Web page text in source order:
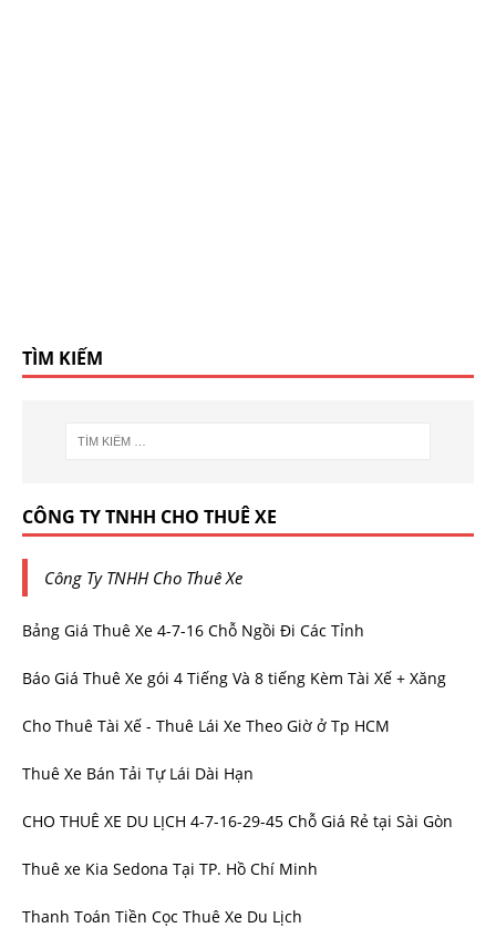
TÌM KIẾM
CÔNG TY TNHH CHO THUÊ XE
Công Ty TNHH Cho Thuê Xe
Bảng Giá Thuê Xe 4-7-16 Chỗ Ngồi Đi Các Tỉnh
Báo Giá Thuê Xe gói 4 Tiếng Và 8 tiếng Kèm Tài Xế + Xăng
Cho Thuê Tài Xế - Thuê Lái Xe Theo Giờ ở Tp HCM
Thuê Xe Bán Tải Tự Lái Dài Hạn
CHO THUÊ XE DU LỊCH 4-7-16-29-45 Chỗ Giá Rẻ tại Sài Gòn
Thuê xe Kia Sedona Tại TP. Hồ Chí Minh
Thanh Toán Tiền Cọc Thuê Xe Du Lịch